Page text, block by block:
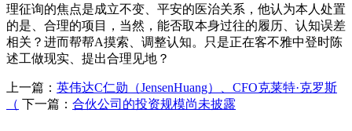
理征询的焦点是成立不变、平安的医治关系，他认为本人处置
的是、合理的项目，当然，能否取本身过往的履历、认知误差
相关？进而帮帮A摸索、调整认知。只是正在客不雅中登时陈
述工做现实、提出合理见地？
上一篇： 英伟达C仁勋（JensenHuang）、CFO克莱特·克罗斯
（ 下一篇： 合伙公司的投资规模尚未披露